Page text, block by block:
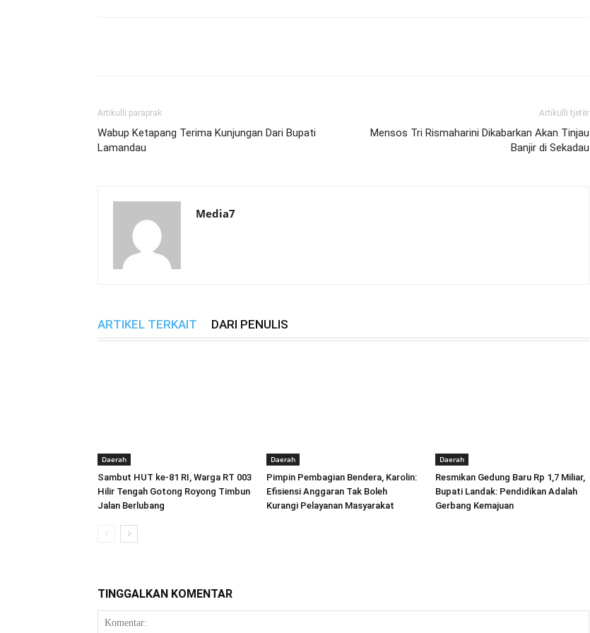
Artikulli paraprak
Wabup Ketapang Terima Kunjungan Dari Bupati
Lamandau
Artikulli tjetër
Mensos Tri Rismaharini Dikabarkan Akan Tinjau
Banjir di Sekadau
Media7
ARTIKEL TERKAIT DARI PENULIS
Daerah
Sambut HUT ke-81 RI, Warga RT 003
Hilir Tengah Gotong Royong Timbun
Jalan Berlubang
Daerah
Pimpin Pembagian Bendera, Karolin:
Efisiensi Anggaran Tak Boleh
Kurangi Pelayanan Masyarakat
Daerah
Resmikan Gedung Baru Rp 1,7 Miliar,
Bupati Landak: Pendidikan Adalah
Gerbang Kemajuan
TINGGALKAN KOMENTAR